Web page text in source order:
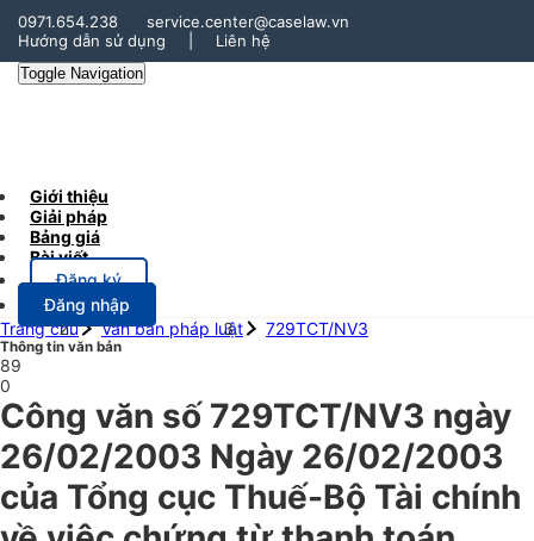
0971.654.238
service.center@caselaw.vn
Hướng dẫn sử dụng
Liên hệ
Toggle Navigation
Giới thiệu
Giải pháp
Bảng giá
Bài viết
Đăng ký
Đăng nhập
Trang chủ
Văn bản pháp luật 729TCT/NV3
Thông tin văn bản
89
0
Công văn số 729TCT/NV3 ngày
26/02/2003 Ngày 26/02/2003
của Tổng cục Thuế-Bộ Tài chính